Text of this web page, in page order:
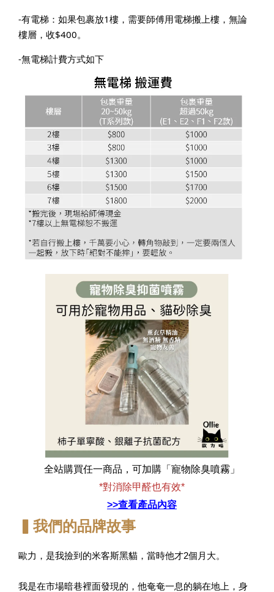
-有電梯：如果包裹放1樓，需要師傅用電梯搬上樓，無論
樓層，收$400。
-無電梯計費方式如下
全站購買任一商品，可加購「寵物除臭噴霧」
*對消除甲醛也有效*
>>查看產品內容
▍我們的品牌故事
歐力，是我撿到的米客斯黑貓，當時他才2個月大。
我是在市場暗巷裡面發現的，他奄奄一息的躺在地上，身